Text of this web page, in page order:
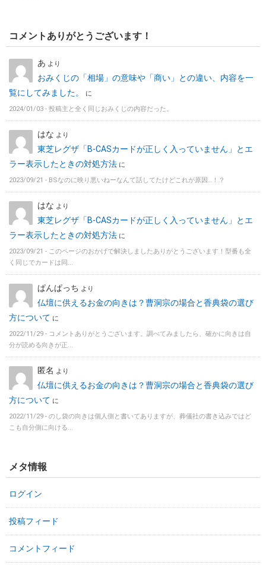
コメントありがとうございます！
あ より
おみくじの「相場」の意味や「商い」との違い、内容を一
覧にしてみました。
に
2024/01/03 - 投稿主と全く同じおみくじの内容だった。
はな より
東芝レグザ「B-CASカードが正しく入っていません」とエ
ラー表示したときの対処方法 に
2023/09/21 - BSなのに映り悪いねーなんて話してたけどこれが原因…！？
はな より
東芝レグザ「B-CASカードが正しく入っていません」とエ
ラー表示したときの対処方法 に
2023/09/21 - このページのおかげで解決しましたありがとうございます！型番も全
く同じでカードは同...
ぱんぱっち より
仏壇に供えるお金の向きは？曹洞宗の場合と香典袋の選び
方について に
2022/11/29 - コメントありがとうございます。調べてみましたら、確かに向きは自
分が読める向きが正...
匿名 より
仏壇に供えるお金の向きは？曹洞宗の場合と香典袋の選び
方について に
2022/11/29 - のし袋の向きは個人側と書いてありますが、葬儀社の書き込みではど
こも自分側に向ける...
メタ情報
ログイン
投稿フィード
コメントフィード